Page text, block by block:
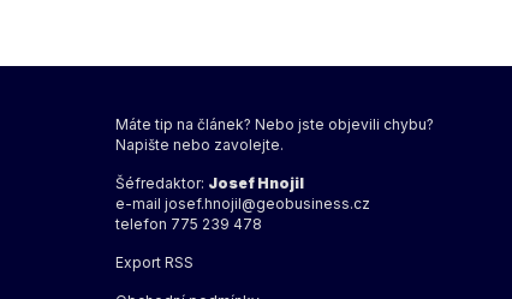
Máte tip na článek? Nebo jste objevili chybu?
Napište nebo zavolejte.
Šéfredaktor: Josef Hnojil
e-mail josef.hnojil@geobusiness.cz
telefon 775 239 478
Export RSS